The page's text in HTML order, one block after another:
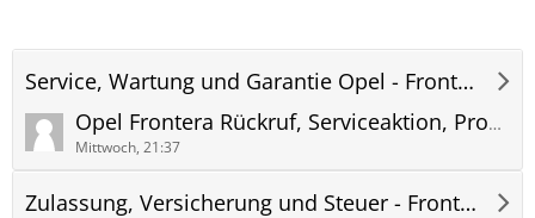
Service, Wartung und Garantie Opel - Frontera Forum
Opel Frontera Rückruf, Serviceaktion, Produktmängel
Mittwoch, 21:37
Zulassung, Versicherung und Steuer - Frontera Forum